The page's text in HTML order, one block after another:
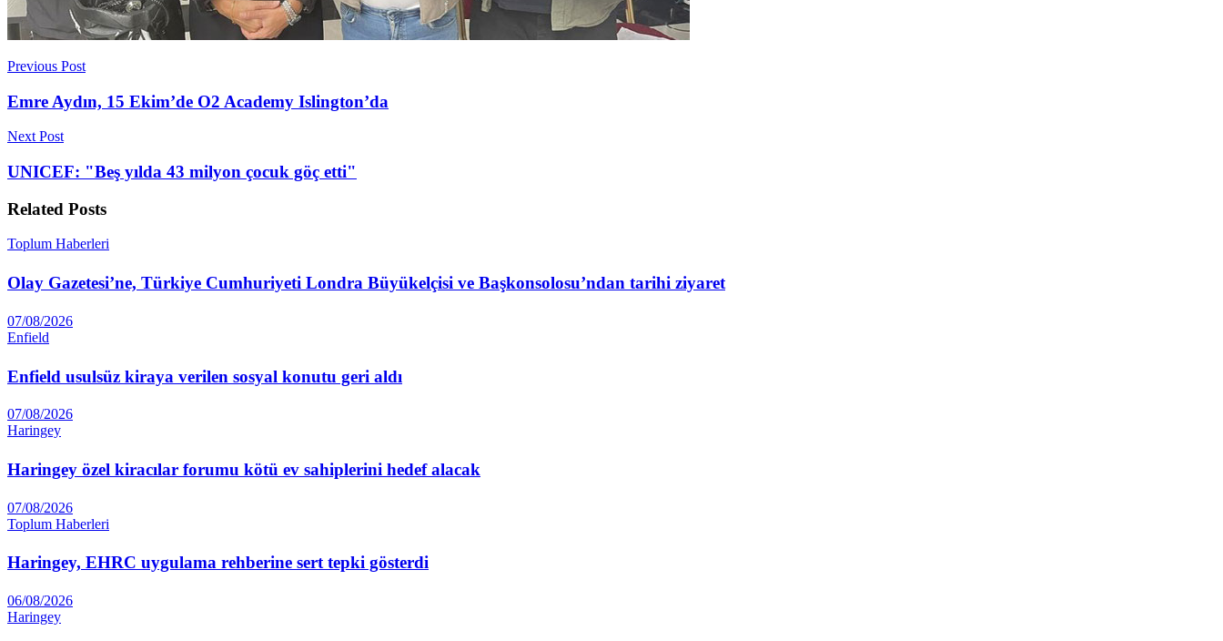
Previous Post
Emre Aydın, 15 Ekim’de O2 Academy Islington’da
Next Post
UNICEF: "Beş yılda 43 milyon çocuk göç etti"
Related Posts
Toplum Haberleri
Olay Gazetesi’ne, Türkiye Cumhuriyeti Londra Büyükelçisi ve Başkonsolosu’ndan tarihi ziyaret
07/08/2026
Enfield
Enfield usulsüz kiraya verilen sosyal konutu geri aldı
07/08/2026
Haringey
Haringey özel kiracılar forumu kötü ev sahiplerini hedef alacak
07/08/2026
Toplum Haberleri
Haringey, EHRC uygulama rehberine sert tepki gösterdi
06/08/2026
Haringey